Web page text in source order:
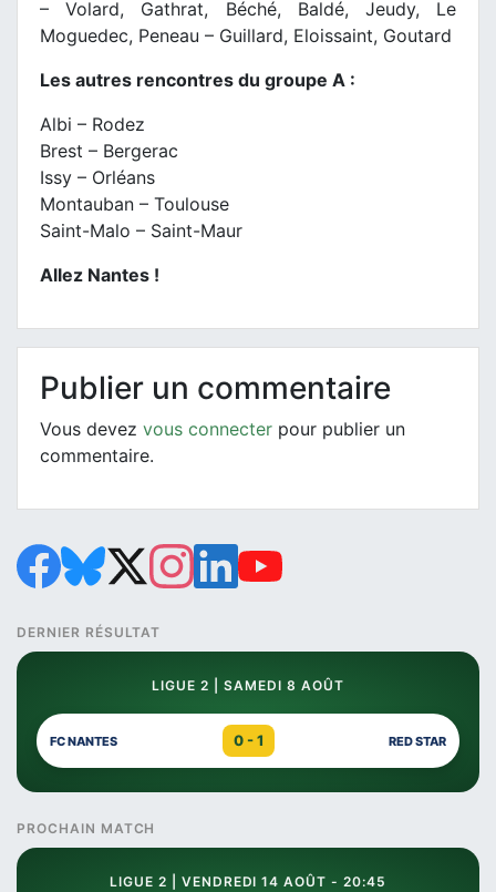
– Volard, Gathrat, Béché, Baldé, Jeudy, Le
Moguedec, Peneau – Guillard, Eloissaint, Goutard
Les autres rencontres du groupe A :
Albi – Rodez
Brest – Bergerac
Issy – Orléans
Montauban – Toulouse
Saint-Malo – Saint-Maur
Allez Nantes !
Publier un commentaire
Vous devez vous connecter pour publier un
commentaire.
DERNIER RÉSULTAT
LIGUE 2 | SAMEDI 8 AOÛT
FC NANTES 0 - 1 RED STAR
PROCHAIN MATCH
LIGUE 2 | VENDREDI 14 AOÛT - 20:45